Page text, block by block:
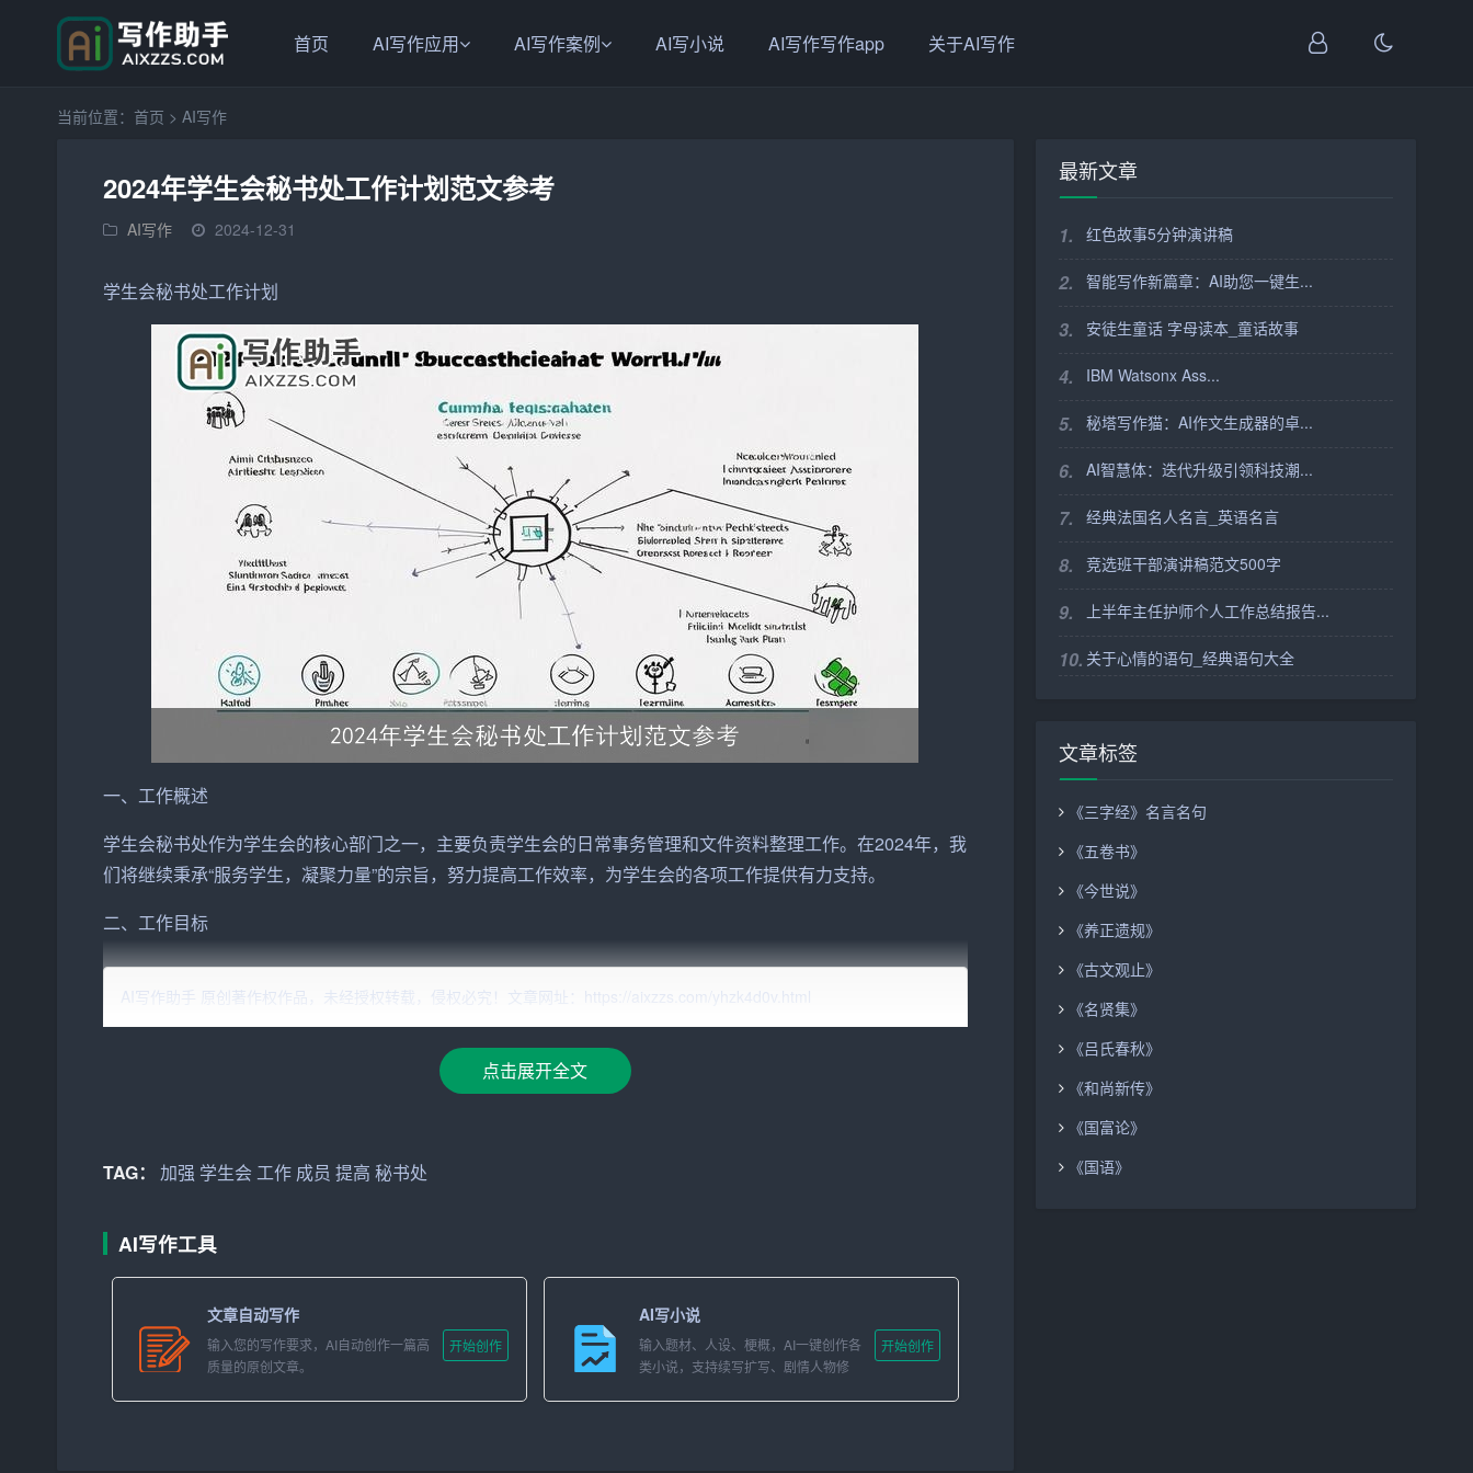
首页 AI写作应用 AI写作案例 AI写小说 AI写作写作app 关于AI写作
当前位置： 首页 > AI写作
2024年学生会秘书处工作计划范文参考
AI写作 2024-12-31
学生会秘书处工作计划
一、工作概述
学生会秘书处作为学生会的核心部门之一，主要负责学生会的日常事务管理和文件资料整理工作。在2024年，我
们将继续秉承“服务学生，凝聚力量”的宗旨，努力提高工作效率，为学生会的各项工作提供有力支持。
二、工作目标
1. 完善学生会内部管理制度，提高学生会工作规范化水平。
3. 提升学生会秘书处的服务意识，为学生会的各项工作提供优质保障。
三、工作重点
（1）梳理现有管理制度，查找不足之处并进行改进。
（2）制定学生会工作手册，明确各部门职责和日常工作流程。
（3）建立健全学生会成员考核制度，确保工作质量。
2. 加强学生会与各部门之间的沟通与协作
AI写作助手 原创著作权作品，未经授权转载，侵权必究！文章网址：https://aixzzs.com/yhzk4d0v.html
点击展开全文
TAG： 加强 学生会 工作 成员 提高 秘书处
AI写作工具
文章自动写作
输入您的写作要求，AI自动创作一篇高
质量的原创文章。
开始创作
AI写小说
输入题材、人设、梗概，AI一键创作各
类小说，支持续写扩写、剧情人物修
开始创作
最新文章
1. 红色故事5分钟演讲稿
2. 智能写作新篇章：AI助您一键生...
3. 安徒生童话 字母读本_童话故事
4. IBM Watsonx Ass...
5. 秘塔写作猫：AI作文生成器的卓...
6. AI智慧体：迭代升级引领科技潮...
7. 经典法国名人名言_英语名言
8. 竞选班干部演讲稿范文500字
9. 上半年主任护师个人工作总结报告...
10. 关于心情的语句_经典语句大全
文章标签
《三字经》名言名句
《五卷书》
《今世说》
《养正遗规》
《古文观止》
《名贤集》
《吕氏春秋》
《和尚新传》
《国富论》
《国语》